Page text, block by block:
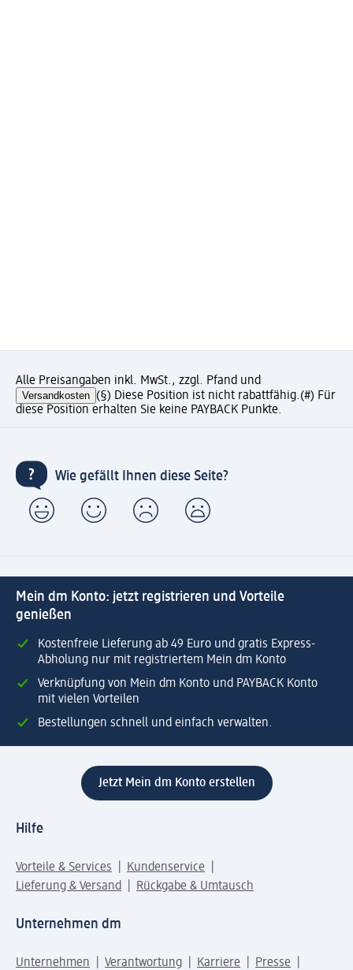
Alle Preisangaben inkl. MwSt., zzgl. Pfand und
Versandkosten (§) Diese Position ist nicht rabattfähig.(#) Für
diese Position erhalten Sie keine PAYBACK Punkte.
Wie gefällt Ihnen diese Seite?
Mein dm Konto: jetzt registrieren und Vorteile
genießen
Kostenfreie Lieferung ab 49 Euro und gratis Express-
Abholung nur mit registriertem Mein dm Konto
Verknüpfung von Mein dm Konto und PAYBACK Konto
mit vielen Vorteilen
Bestellungen schnell und einfach verwalten.
Jetzt Mein dm Konto erstellen
Hilfe
Vorteile & Services
Kundenservice
Lieferung & Versand
Rückgabe & Umtausch
Unternehmen dm
Unternehmen Verantwortung Karriere
Presse